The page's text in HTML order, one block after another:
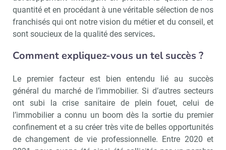
quantité et en procédant à une véritable sélection de nos
franchisés qui ont notre vision du métier et du conseil, et
sont soucieux de la qualité des services.
Comment expliquez-vous un tel succès ?
Le premier facteur est bien entendu lié au succès
général du marché de l’immobilier. Si d’autres secteurs
ont subi la crise sanitaire de plein fouet, celui de
l’immobilier a connu un boom dès la sortie du premier
confinement et a su créer très vite de belles opportunités
de changement de vie professionnelle. Entre 2020 et